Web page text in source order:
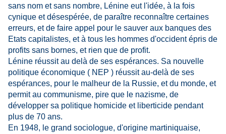
sans nom et sans nombre, Lénine eut l'idée, à la fois
cynique et désespérée, de paraître reconnaître certaines
erreurs, et de faire appel pour le sauver aux banques des
Etats capitalistes, et à tous les hommes d'occident épris de
profits sans bornes, et rien que de profit.
Lénine réussit au delà de ses espérances. Sa nouvelle
politique économique ( NEP ) réussit au-delà de ses
espérances, pour le malheur de la Russie, et du monde, et
permit au communisme, pire que le nazisme, de
développer sa politique homicide et liberticide pendant
plus de 70 ans.
En 1948, le grand sociologue, d'origine martiniquaise,